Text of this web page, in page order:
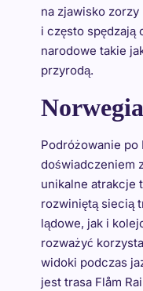
na zjawisko
i często spędzają
narodowe takie
przyrodą.
Podróżowanie po
doświadczeniem
unikalne atrakcje
rozwiniętą siecią
lądowe, jak i
rozważyć
widoki podczas
jest trasa Flåm